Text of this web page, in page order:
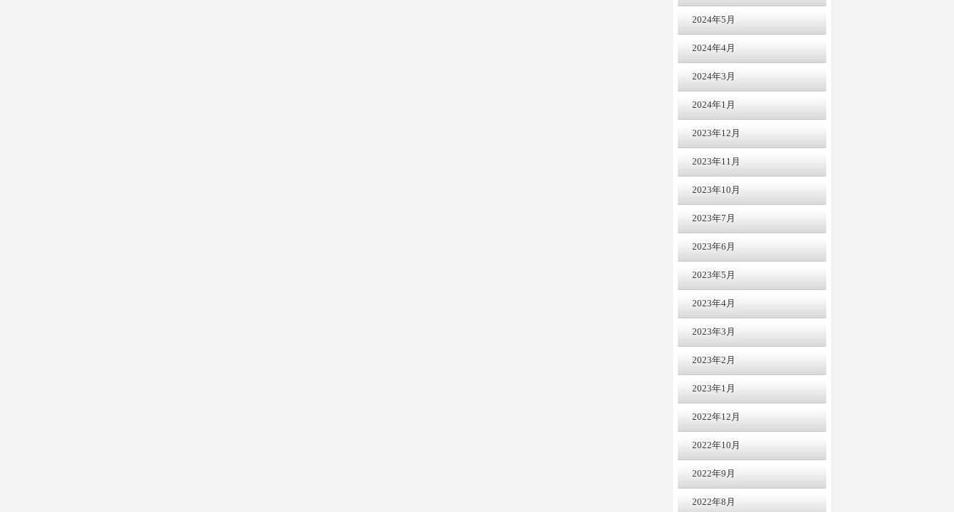
2024年5月
2024年4月
2024年3月
2024年1月
2023年12月
2023年11月
2023年10月
2023年7月
2023年6月
2023年5月
2023年4月
2023年3月
2023年2月
2023年1月
2022年12月
2022年10月
2022年9月
2022年8月